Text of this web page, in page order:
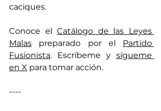
caciques.
Conoce el Catálogo de las Leyes
Malas preparado por el Partido
Fusionista. Escríbeme y sígueme
en X para tomar acción.
----